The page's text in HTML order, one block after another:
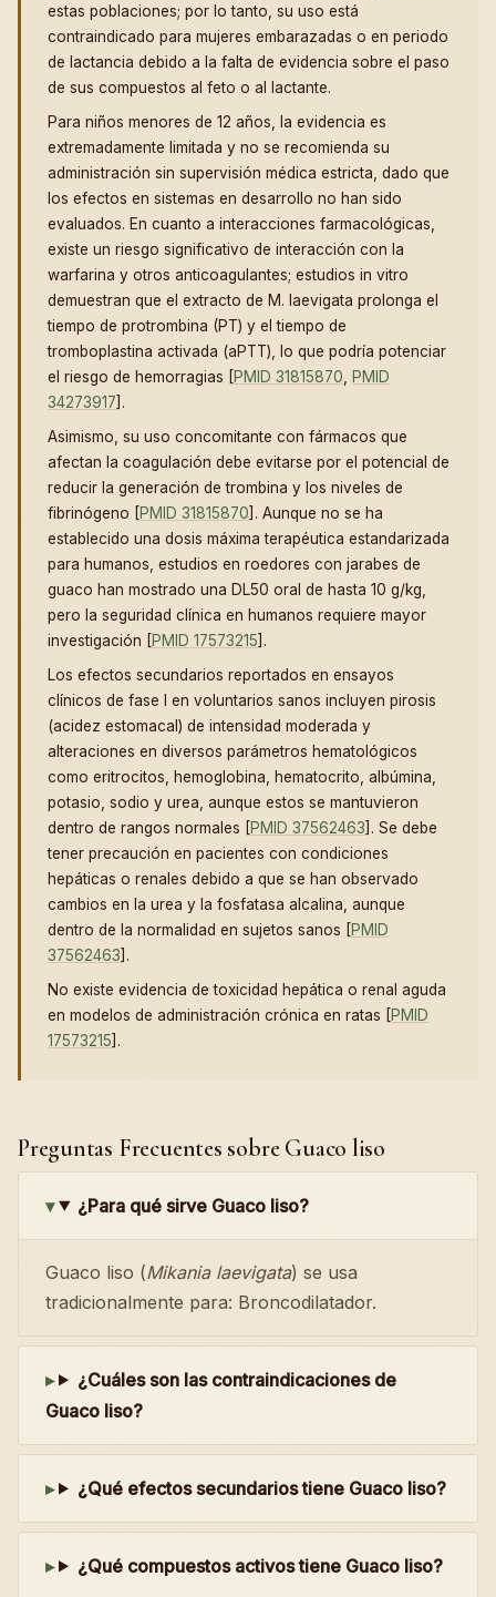
estas poblaciones; por lo tanto, su uso está
contraindicado para mujeres embarazadas o en periodo
de lactancia debido a la falta de evidencia sobre el paso
de sus compuestos al feto o al lactante.
Para niños menores de 12 años, la evidencia es
extremadamente limitada y no se recomienda su
administración sin supervisión médica estricta, dado que
los efectos en sistemas en desarrollo no han sido
evaluados. En cuanto a interacciones farmacológicas,
existe un riesgo significativo de interacción con la
warfarina y otros anticoagulantes; estudios in vitro
demuestran que el extracto de M. laevigata prolonga el
tiempo de protrombina (PT) y el tiempo de
tromboplastina activada (aPTT), lo que podría potenciar
el riesgo de hemorragias [PMID 31815870 PMID
34273917].
Asimismo, su uso concomitante con fármacos que
afectan la coagulación debe evitarse por el potencial de
reducir la generación de trombina y los niveles de
fibrinógeno [PMID 31815870]. Aunque no se ha
establecido una dosis máxima terapéutica estandarizada
para humanos, estudios en roedores con jarabes de
guaco han mostrado una DL50 oral de hasta 10 g/kg,
pero la seguridad clínica en humanos requiere mayor
investigación [PMID 17573215].
Los efectos secundarios reportados en ensayos
clínicos de fase I en voluntarios sanos incluyen pirosis
(acidez estomacal) de intensidad moderada y
alteraciones en diversos parámetros hematológicos
como eritrocitos, hemoglobina, hematocrito, albúmina,
potasio, sodio y urea, aunque estos se mantuvieron
dentro de rangos normales [PMID 37562463]. Se debe
tener precaución en pacientes con condiciones
hepáticas o renales debido a que se han observado
cambios en la urea y la fosfatasa alcalina, aunque
dentro de la normalidad en sujetos sanos [PMID
37562463].
No existe evidencia de toxicidad hepática o renal aguda
en modelos de administración crónica en ratas [PMID
17573215].
Preguntas Frecuentes sobre Guaco liso
¿Para qué sirve Guaco liso?
Guaco liso (Mikania laevigata) se usa
tradicionalmente para: Broncodilatador.
¿Cuáles son las contraindicaciones de
Guaco liso?
¿Qué efectos secundarios tiene Guaco liso?
¿Qué compuestos activos tiene Guaco liso?